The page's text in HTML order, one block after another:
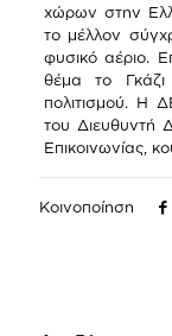
χώρων στην
το μέλλον
φυσικό αέριο.
θέμα το
πολιτισμού. Η
του Διευθυντή
Επικοινωνίας,
Κοινοποίηση